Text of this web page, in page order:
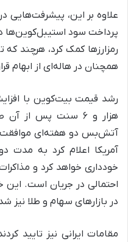
علاوه بر این، پیشرفت‌هایی
پرداخت سود استیبل‌کوین‌ها
رمزارزها کمک کرد، هرچند
همچنان در هاله‌ای از ابهام
هزار و ۶ سنت پس از
آتش‌بس دو هفته‌ای موافقت
آمریکا اعلام کرد به مدت
خودداری خواهد کرد و
احتمالی در جریان است.
در بازارهای سهام و طلا نیز